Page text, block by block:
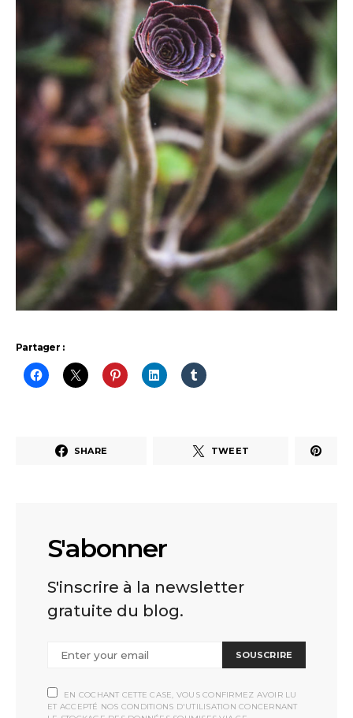
Partager :
SHARE TWEET
S'abonner
S'inscrire à la newsletter
gratuite du blog.
SOUSCRIRE
EN COCHANT CETTE CASE, VOUS CONFIRMEZ AVOIR LU
ET ACCEPTÉ NOS CONDITIONS D'UTILISATION CONCERNANT